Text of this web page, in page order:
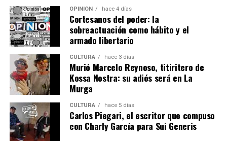
El resto del paquete de Sturzenegger modifica el Código
Procesal Civil y Comercial, habilitando los “desalojos
exprés” de propiedades ocupadas mediante procesos
judiciales sumarísimos que no necesitan de sentencia
firme.
Además, complejiza la expropiación estatal de
propiedades privadas, encareciendo la estatización con
obligaciones como el “lucro cesante” y la actualización
de las indemnizaciones por inflación más y una tasa de
interés comercial activa.
OPINIÓN hace 4 días
Cortesanos del poder: la
sobreactuación como hábito y el
armado libertario
CULTURA hace 3 días
Murió Marcelo Reynoso, titiritero de
Kossa Nostra: su adiós será en La
Murga
CULTURA hace 5 días
Carlos Piegari, el escritor que compuso
con Charly García para Sui Generis